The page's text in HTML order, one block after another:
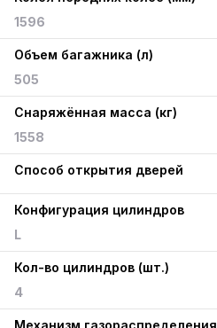
1596
Объем багажника (л)
505
Снаряжённая масса (кг)
1558
Способ открытия дверей
Конфигурация цилиндров
L
Кол-во цилиндров (шт.)
4
Механизм газораспределения